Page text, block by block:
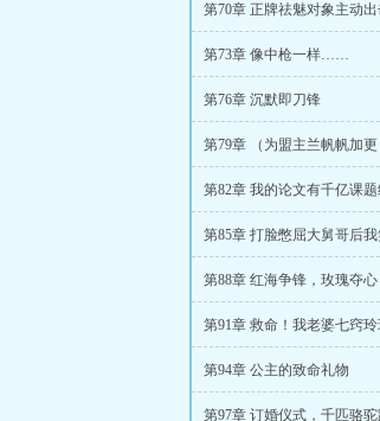
第70章 正牌祛魅对象主动出
第73章 像中枪一样……
第76章 沉默即刀锋
第79章 （为盟主兰帆帆加更
第82章 我的论文有千亿课
第85章 打脸憋屈大舅哥后
第88章 红海争锋，玫瑰夺心
第91章 救命！我老婆七窍玲
第94章 公主的致命礼物
第97章 订婚仪式，千匹骆